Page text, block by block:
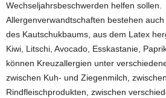
Wechseljahrsbeschwerden helfen sollen.
Allergenverwandtschaften bestehen
des Kautschukbaums, aus dem Latex
Kiwi, Litschi, Avocado, Esskastanie,
können Kreuzallergien unter
zwischen Kuh- und Ziegenmilch,
Rindfleischprodukten, zwischen